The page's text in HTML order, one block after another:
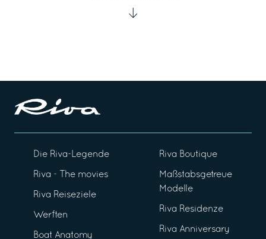
Die Riva-Legende
Riva - The movies
Riva Reiseziele
Werften
Boat Anatomy
Riva Boutique
Maßstabsgetreue
Modelle
Riva Residenze
Riva Anniversary